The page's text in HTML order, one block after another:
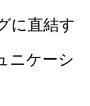
に直結す
ニケーシ